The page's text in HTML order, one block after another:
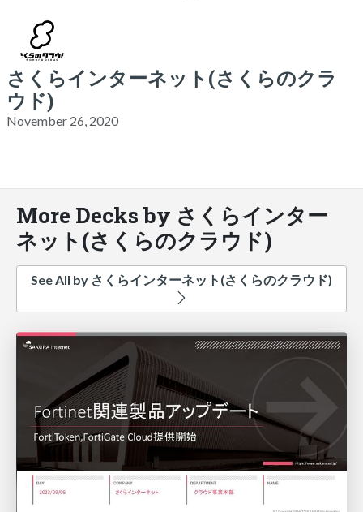
さくらインターネット(さくらのクラ
ウド)
November 26, 2020
More Decks by さくらインター
ネット(さくらのクラウド)
See All by さくらインターネット(さくらのクラウド)